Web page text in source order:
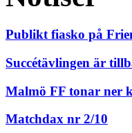
Publikt fiasko på
Succétävlingen är
Malmö FF tonar ner
Matchdax nr 2/10